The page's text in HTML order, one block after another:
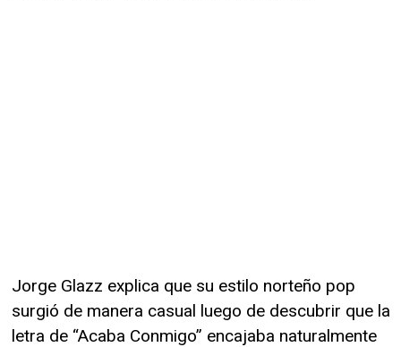
Jorge Glazz explica que su estilo norteño pop
surgió de manera casual luego de descubrir que la
letra de “Acaba Conmigo” encajaba naturalmente